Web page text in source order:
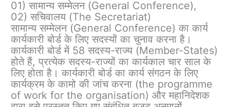
01) सामान्य सम्मेलन (General Conference),
02) सचिवालय (The Secretariat)
सामान्य सम्मेलन (General Conference) का कार्य
कार्यकारी बोर्ड के लिए सदस्यों का चुनाव करना है।
कार्यकारी बोर्ड में 58 सदस्य-राज्य (Member-States)
होते हैं, प्रत्येक सदस्य-राज्यों का कार्यकाल चार साल के
लिए होता है। कार्यकारी बोर्ड का कार्य संगठन के लिए
कार्यक्रम के कामो की जांच करना (the programme
of work for the organisation) और महानिदेशक